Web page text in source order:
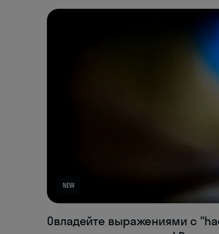
NEW
Овладейте выражениями с